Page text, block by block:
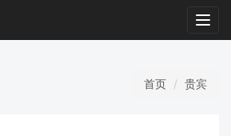
首页 贵宾